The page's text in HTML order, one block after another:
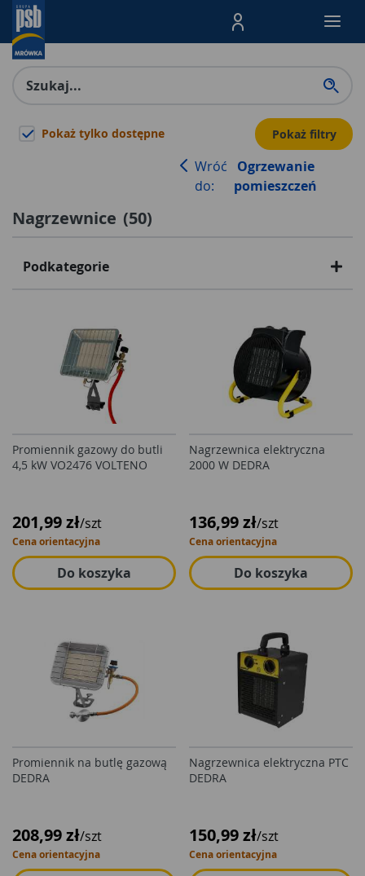
Menu Produktów,
Pokaż tylko dostępne Pokaż filtry
Wróć
do:
Ogrzewanie
pomieszczeń
Nagrzewnice (50)
Podkategorie
Promiennik gazowy do butli
4,5 kW VO2476 VOLTENO
201,99 zł/szt
Cena orientacyjna
Do koszyka
Nagrzewnica elektryczna
2000 W DEDRA
136,99 zł/szt
Cena orientacyjna
Do koszyka
Promiennik na butlę gazową
DEDRA
208,99 zł/szt
Cena orientacyjna
Nagrzewnica elektryczna PTC
DEDRA
150,99 zł/szt
Cena orientacyjna